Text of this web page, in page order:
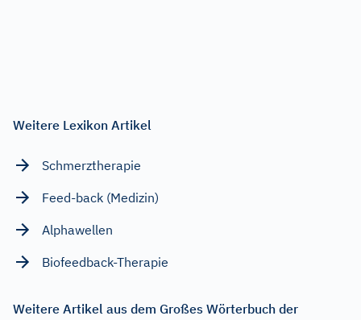
Weitere Lexikon Artikel
Schmerztherapie
Feed-back (Medizin)
Alphawellen
Biofeedback-Therapie
Weitere Artikel aus dem Großes Wörterbuch der